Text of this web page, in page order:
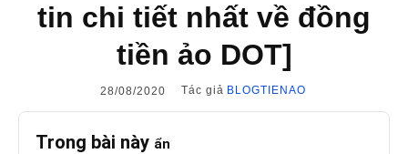
tin chi tiết nhất về đồng
tiền ảo DOT]
28/08/2020 Tác giả BLOGTIENAO
Trong bài này ẩn